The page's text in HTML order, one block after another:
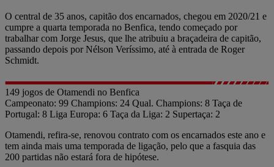
O central de 35 anos, capitão dos encarnados, chegou em 2020/21 e
cumpre a quarta temporada no Benfica, tendo começado por
trabalhar com Jorge Jesus, que lhe atribuiu a braçadeira de capitão,
passando depois por Nélson Veríssimo, até à entrada de Roger
Schmidt.
149 jogos de Otamendi no Benfica
Campeonato: 99 Champions: 24 Qual. Champions: 8 Taça de
Portugal: 8 Liga Europa: 6 Taça da Liga: 2 Supertaça: 2
Otamendi, refira-se, renovou contrato com os encarnados este ano e
tem ainda mais uma temporada de ligação, pelo que a fasquia das
200 partidas não estará fora de hipótese.